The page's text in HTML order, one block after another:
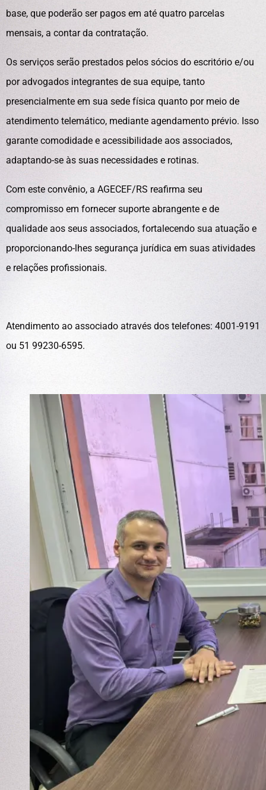
base, que poderão ser pagos em até quatro parcelas
mensais, a contar da contratação.
Os serviços serão prestados pelos sócios do escritório e/ou
por advogados integrantes de sua equipe, tanto
presencialmente em sua sede física quanto por meio de
atendimento telemático, mediante agendamento prévio. Isso
garante comodidade e acessibilidade aos associados,
adaptando-se às suas necessidades e rotinas.
Com este convênio, a AGECEF/RS reafirma seu
compromisso em fornecer suporte abrangente e de
qualidade aos seus associados, fortalecendo sua atuação e
proporcionando-lhes segurança jurídica em suas atividades
e relações profissionais.
Atendimento ao associado através dos telefones: 4001-9191
ou 51 99230-6595.